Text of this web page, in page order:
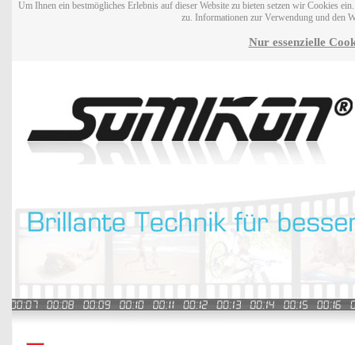
Um Ihnen ein bestmögliches Erlebnis auf dieser Website zu bieten setzen wir Cookies
zu. Informationen zur Verwendung und den
Nur essenzielle